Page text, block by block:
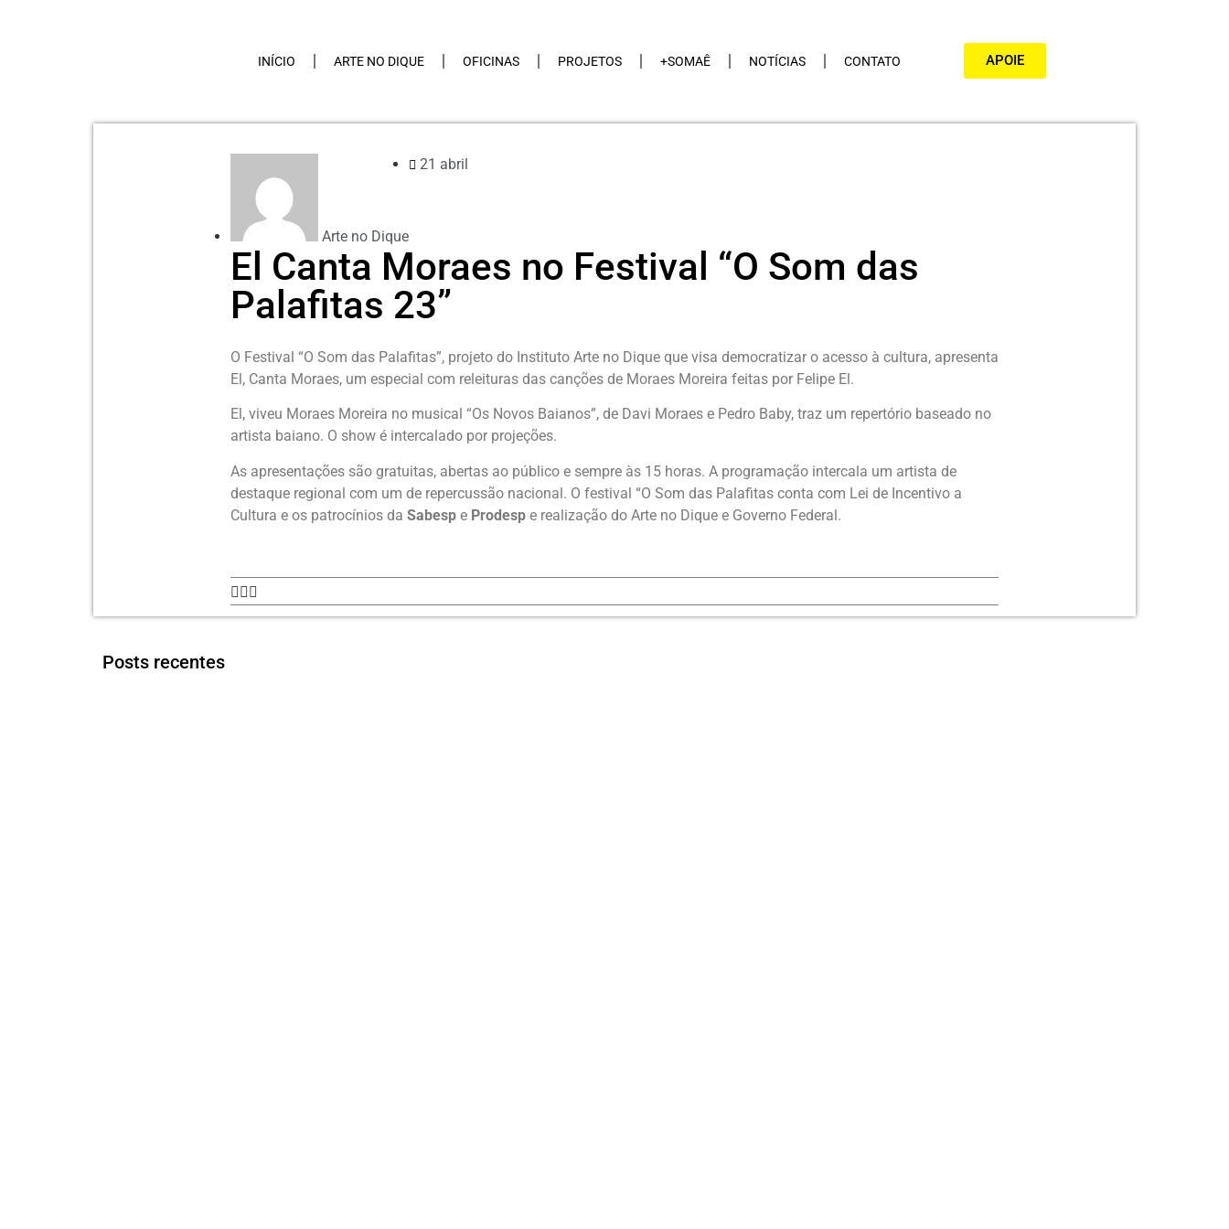
INÍCIO ARTE NO DIQUE OFICINAS PROJETOS +SOMAÊ NOTÍCIAS CONTATO APOIE
Arte no Dique
21 abril
El Canta Moraes no Festival “O Som das
Palafitas 23”
O Festival “O Som das Palafitas”, projeto do Instituto Arte no Dique que visa democratizar o acesso à cultura, apresenta
El, Canta Moraes, um especial com releituras das canções de Moraes Moreira feitas por Felipe El.
El, viveu Moraes Moreira no musical “Os Novos Baianos”, de Davi Moraes e Pedro Baby, traz um repertório baseado no
artista baiano. O show é intercalado por projeções.
As apresentações são gratuitas, abertas ao público e sempre às 15 horas. A programação intercala um artista de
destaque regional com um de repercussão nacional. O festival “O Som das Palafitas conta com Lei de Incentivo a
Cultura e os patrocínios da Sabesp e Prodesp e realização do Arte no Dique e Governo Federal.
Posts recentes